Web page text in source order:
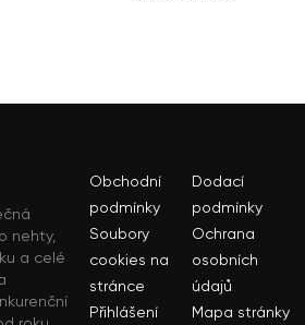
nehty,
a celé
Obchodní
podmínky
Dodací
podmínky
Soubory
cookies na
stránce
Ochrana
osobních
údajů
Přihlášení
Mapa stránky